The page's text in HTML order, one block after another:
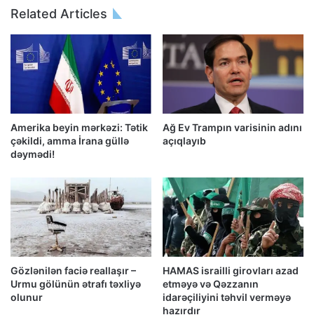
Related Articles
Amerika beyin mərkəzi: Tətik
çəkildi, amma İrana güllə
dəymədi!
Ağ Ev Trampın varisinin adını
açıqlayıb
Gözlənilən faciə reallaşır –
Urmu gölünün ətrafı təxliyə
olunur
HAMAS israilli girovları azad
etməyə və Qəzzanın
idarəçiliyini təhvil verməyə
hazırdır